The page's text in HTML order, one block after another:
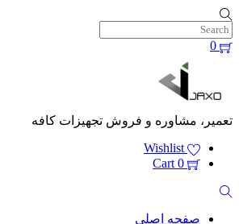
Skip
to
content
0
تعمیر، مشاوره و فروش تجهیزات کافه
Wishlist
0
Cart
Search
صفحه اصلی